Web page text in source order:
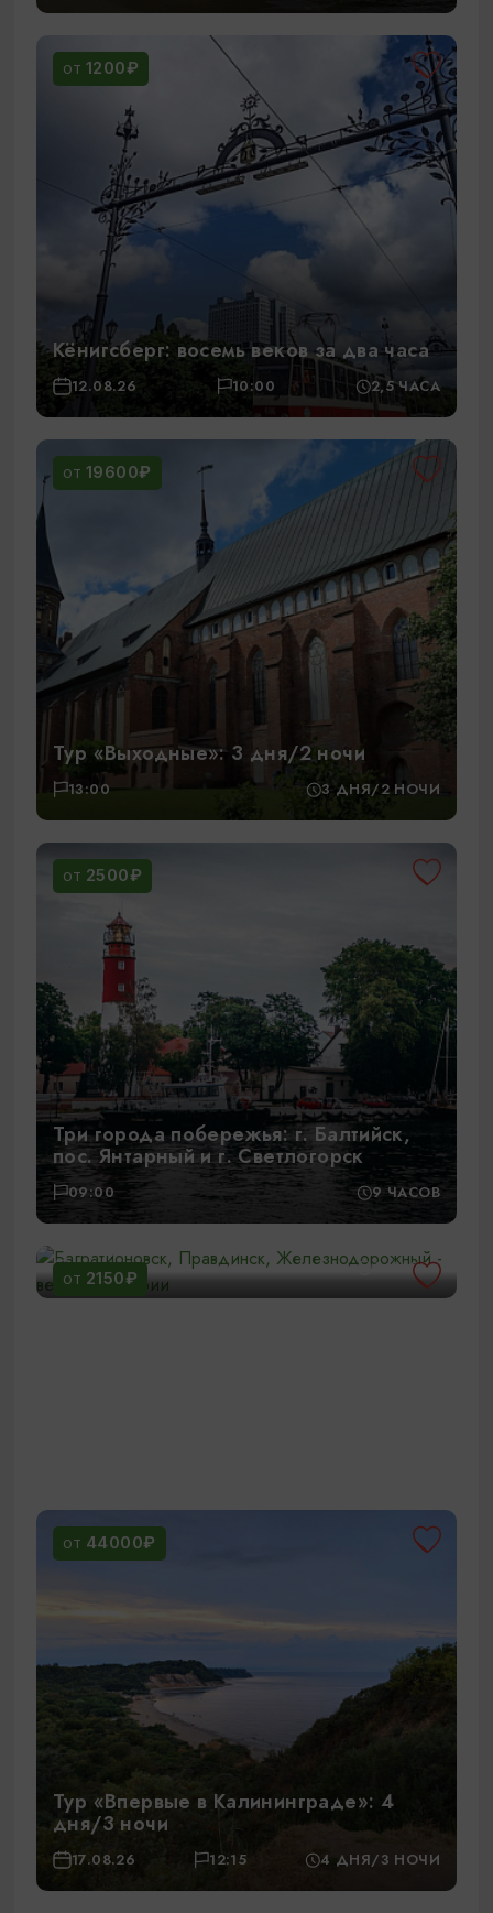
ОТ 1200₽
Кёнигсберг: восемь веков за два часа
12.08.26 10:00 2,5 ЧАСА
ОТ 19600₽
Тур «Выходные»: 3 дня/2 ночи
13:00 3 ДНЯ/2 НОЧИ
ОТ 2500₽
Три города побережья: г. Балтийск,
пос. Янтарный и г. Светлогорск
09:00 9 ЧАСОВ
ОТ 2150₽
Багратионовск, Правдинск,
Железнодорожный - вековые истории
12:00 6 ЧАСОВ
ОТ 44000₽
Тур «Впервые в Калининграде»: 4
дня/3 ночи
17.08.26 12:15 4 ДНЯ/3 НОЧИ